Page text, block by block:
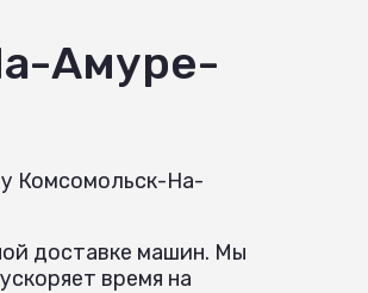
Амуре-
Комсомольск-На-
доставке машин. Мы
время на